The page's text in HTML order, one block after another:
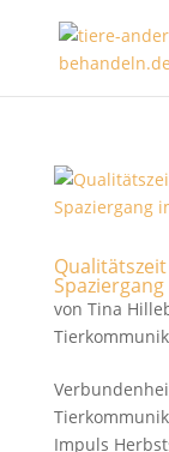
von Tina
Impuls